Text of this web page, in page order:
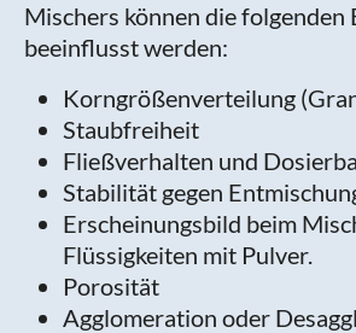
Mischers können die folgenden
beeinflusst werden:
Korngrößenverteilung
Staubfreiheit
Fließverhalten und
Stabilität gegen
Erscheinungsbild beim
Flüssigkeiten mit Pulver.
Porosität
Agglomeration oder